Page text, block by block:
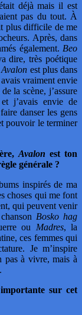
déjà mais il est
pas du tout. À
plus difficile de me
Après, dans
également. Beo
dire, très poétique
Avalon est plus dans
vraiment envie
la scène, j’assure
j’avais envie de
danser les gens
pouvoir le terminer
Avalon est ton
générale ?
inspirés de ma
choses qui me font
qui peuvent venir
chansonBosko hag
ou Madres, la
ces femmes qui
Je m’inspire
pas à vivre, mais à
sur cet